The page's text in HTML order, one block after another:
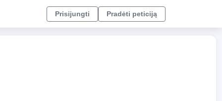
Prisijungti Pradėti peticiją